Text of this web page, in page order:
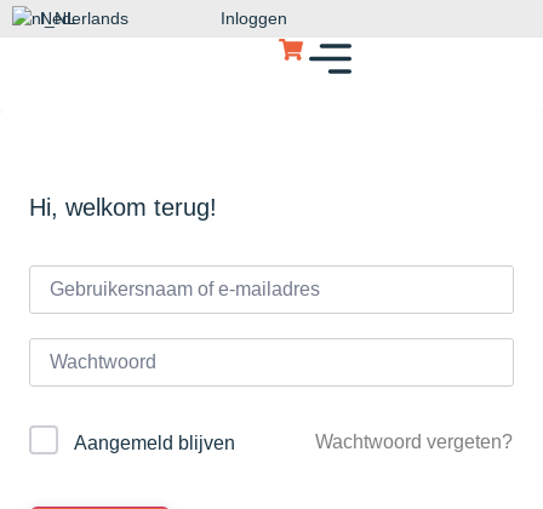
Nederlands Inloggen
Hi, welkom terug!
Aangemeld blijven Wachtwoord vergeten?